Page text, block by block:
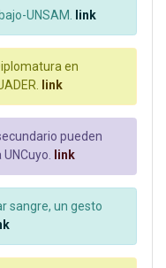
UNSAM. link
en
link
pueden
link
sangre, un gesto